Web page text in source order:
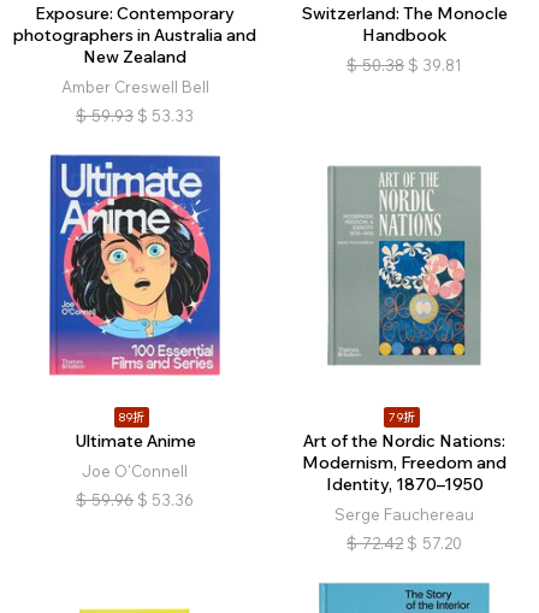
Exposure: Contemporary
photographers in Australia and
New Zealand
Amber Creswell Bell
$ 59.93 $ 53.33
Switzerland: The Monocle
Handbook
$ 50.38 $ 39.81
89折
Ultimate Anime
Joe O'Connell
$ 59.96 $ 53.36
79折
Art of the Nordic Nations:
Modernism, Freedom and
Identity, 1870–1950
Serge Fauchereau
$ 72.42 $ 57.20